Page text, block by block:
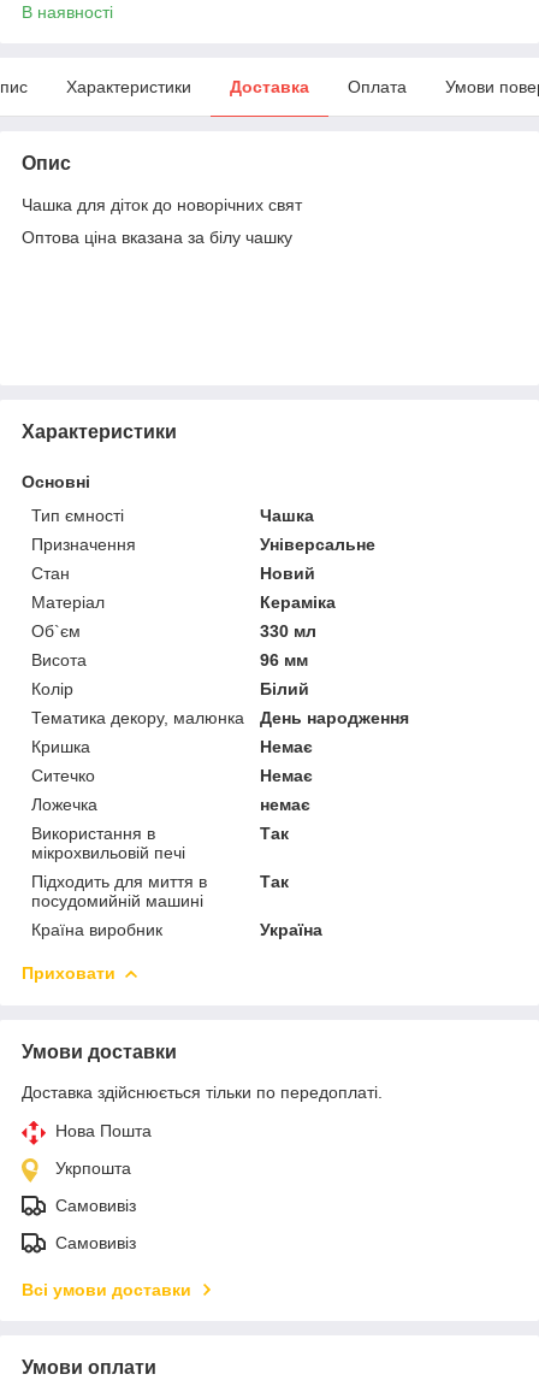
В наявності
Характеристики Доставка Оплата Умови
Опис
Чашка для діток до новорічних свят
Оптова ціна вказана за білу чашку
Характеристики
Основні
Тип ємності
Чашка
Призначення
Універсальне
Стан
Новий
Матеріал
Кераміка
Об`єм
330 мл
Висота
96 мм
Колір
Білий
Тематика декору, малюнка
День народження
Кришка
Немає
Ситечко
Немає
Ложечка
немає
Використання в
мікрохвильовій печі
Так
Підходить для миття в
посудомийній машині
Так
Країна виробник Україна
Приховати
Умови доставки
Доставка здійснюється тільки по передоплаті.
Нова Пошта
Укрпошта
Самовивіз
Самовивіз
Всі умови доставки
Умови оплати